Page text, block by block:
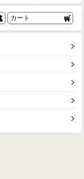
カート